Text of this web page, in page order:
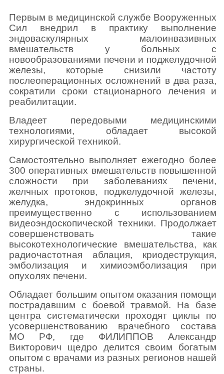
Первым в медицинской службе Вооруженных
Сил внедрил в практику выполнение
эндоваскулярных малоинвазивных
вмешательств у больных с
новообразованиями печени и поджелудочной
железы, которые снизили частоту
послеоперационных осложнений в два раза,
сократили сроки стационарного лечения и
реабилитации.
Владеет передовыми медицинскими
технологиями, обладает высокой
хирургической техникой.
Самостоятельно выполняет ежегодно более
300 оперативных вмешательств повышенной
сложности при заболеваниях печени,
желчных протоков, поджелудочной железы,
желудка, эндокринных органов
преимущественно с использованием
видеоэндоскопической техники. Продолжает
совершенствовать такие
высокотехнологические вмешательства, как
радиочастотная аблация, криодеструкция,
эмболизация и химиоэмболизация при
опухолях печени.
Обладает большим опытом оказания помощи
пострадавшим с боевой травмой. На базе
центра систематически проходят циклы по
усовершенствованию врачебного состава
МО РФ, где ФИЛИППОВ Александр
Викторович щедро делится своим богатым
опытом с врачами из разных регионов нашей
страны.